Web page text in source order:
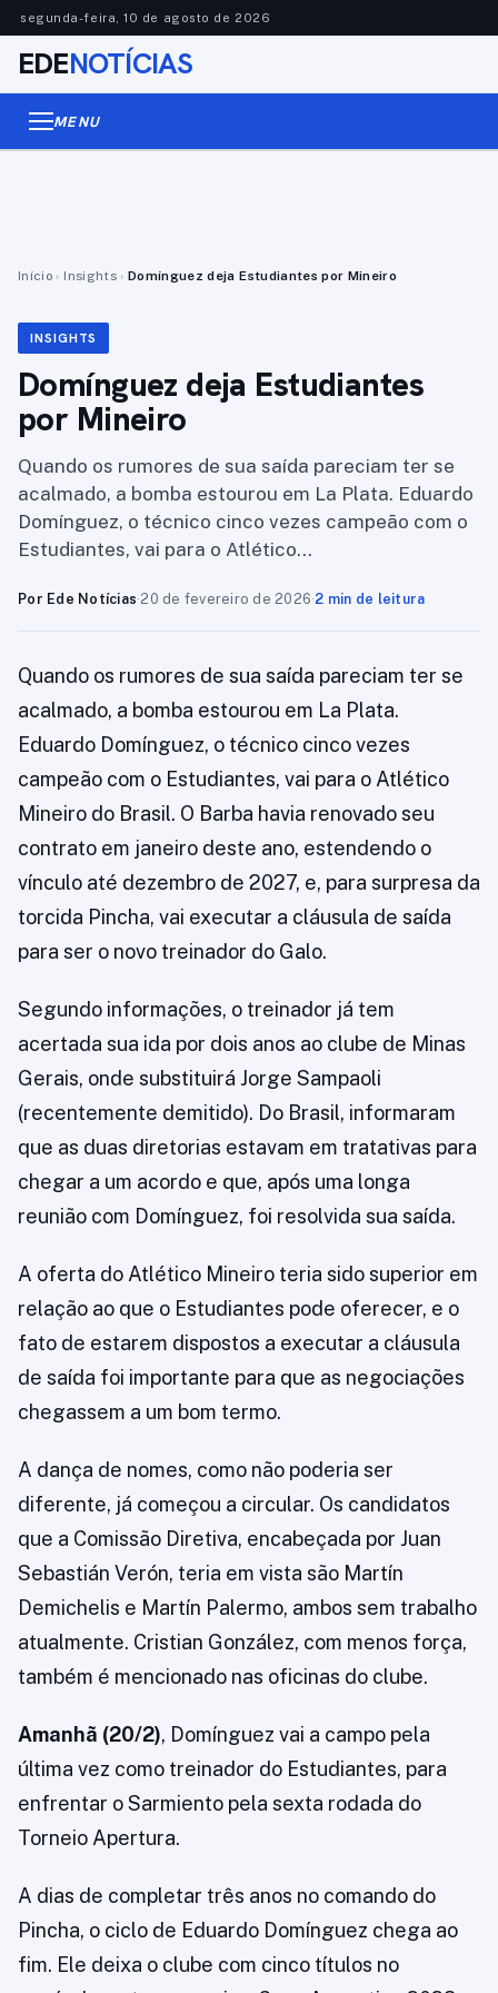
segunda-feira, 10 de agosto de 2026
EDENOTÍCIAS
MENU
Início › Insights › Domínguez deja Estudiantes por Mineiro
INSIGHTS
Domínguez deja Estudiantes
por Mineiro
Quando os rumores de sua saída pareciam ter se
acalmado, a bomba estourou em La Plata. Eduardo
Domínguez, o técnico cinco vezes campeão com o
Estudiantes, vai para o Atlético…
Por Ede Notícias·20 de fevereiro de 2026·2 min de leitura
Quando os rumores de sua saída pareciam ter se
acalmado, a bomba estourou em La Plata.
Eduardo Domínguez, o técnico cinco vezes
campeão com o Estudiantes, vai para o Atlético
Mineiro do Brasil. O Barba havia renovado seu
contrato em janeiro deste ano, estendendo o
vínculo até dezembro de 2027, e, para surpresa da
torcida Pincha, vai executar a cláusula de saída
para ser o novo treinador do Galo.
Segundo informações, o treinador já tem
acertada sua ida por dois anos ao clube de Minas
Gerais, onde substituirá Jorge Sampaoli
(recentemente demitido). Do Brasil, informaram
que as duas diretorias estavam em tratativas para
chegar a um acordo e que, após uma longa
reunião com Domínguez, foi resolvida sua saída.
A oferta do Atlético Mineiro teria sido superior em
relação ao que o Estudiantes pode oferecer, e o
fato de estarem dispostos a executar a cláusula
de saída foi importante para que as negociações
chegassem a um bom termo.
A dança de nomes, como não poderia ser
diferente, já começou a circular. Os candidatos
que a Comissão Diretiva, encabeçada por Juan
Sebastián Verón, teria em vista são Martín
Demichelis e Martín Palermo, ambos sem trabalho
atualmente. Cristian González, com menos força,
também é mencionado nas oficinas do clube.
Amanhã (20/2), Domínguez vai a campo pela
última vez como treinador do Estudiantes, para
enfrentar o Sarmiento pela sexta rodada do
Torneio Apertura.
A dias de completar três anos no comando do
Pincha, o ciclo de Eduardo Domínguez chega ao
fim. Ele deixa o clube com cinco títulos no